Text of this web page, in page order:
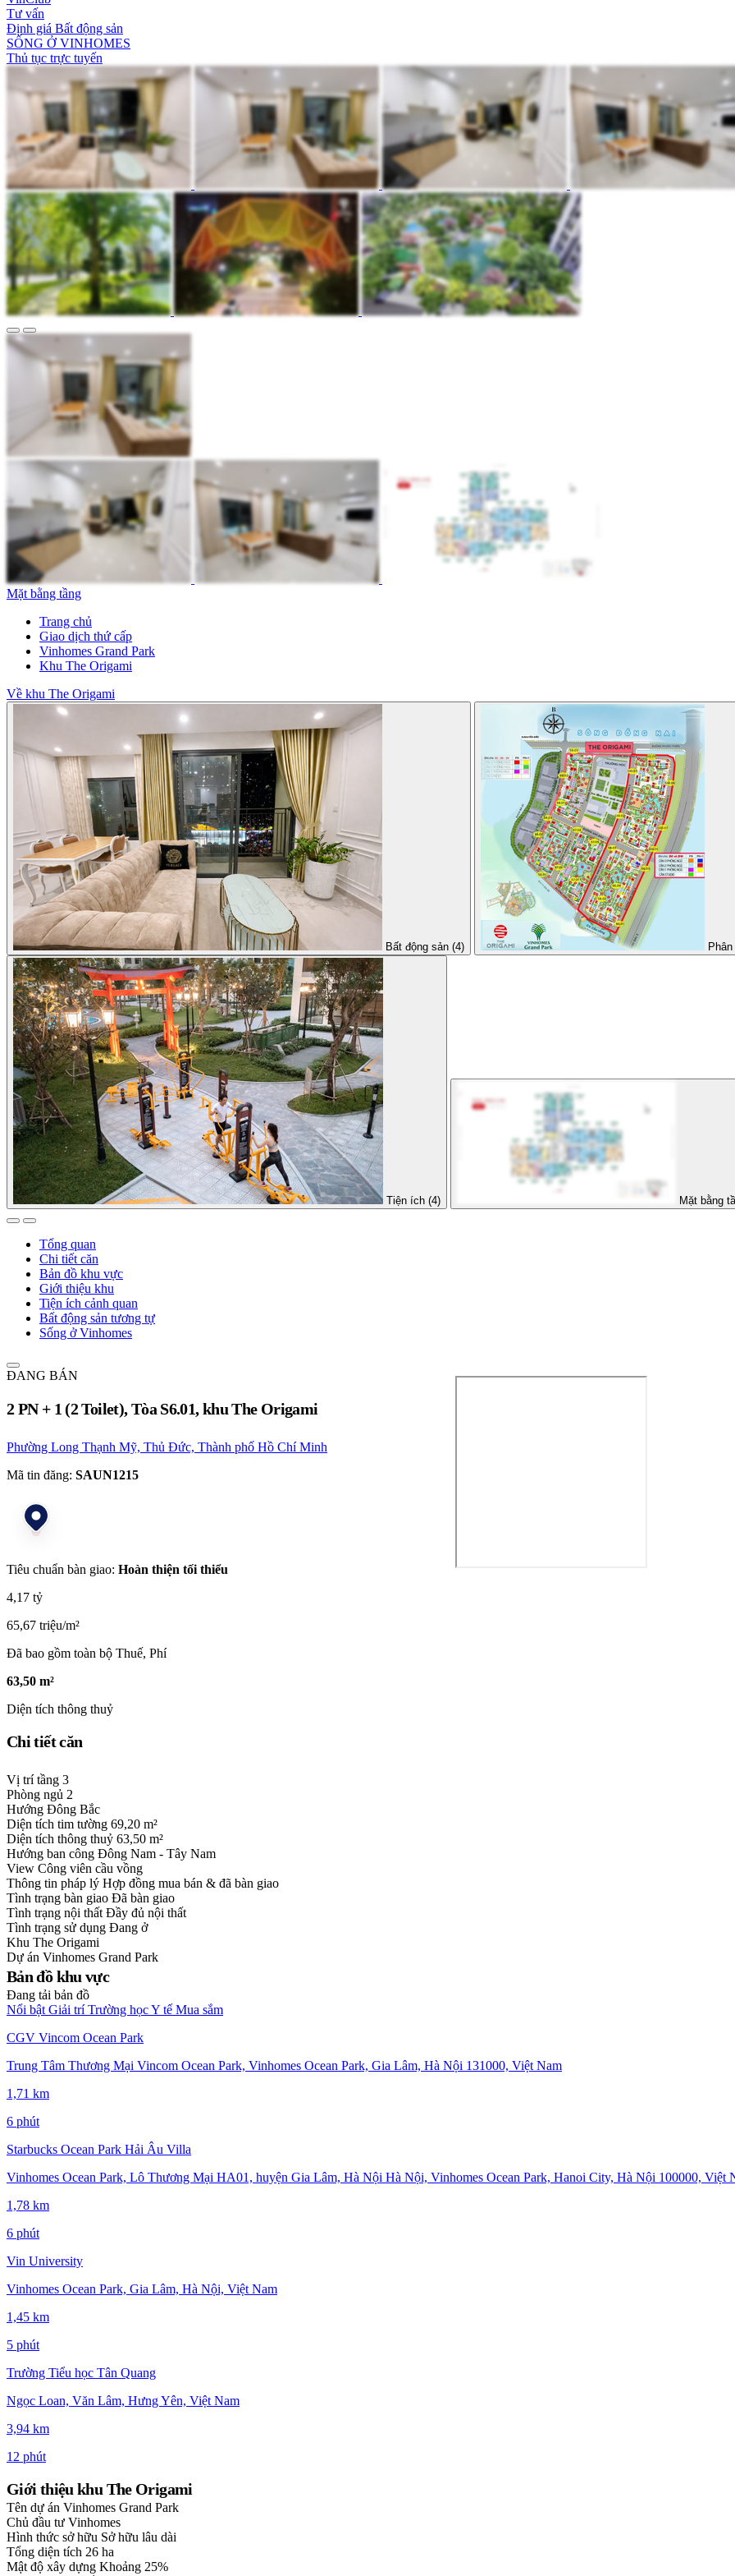
Tư vấn
Định giá Bất động sản
SỐNG Ở VINHOMES
Thủ tục trực tuyến
Mặt bằng tầng
Trang chủ
Giao dịch thứ cấp
Vinhomes Grand Park
Khu The Origami
Về khu The Origami
Bất động sản (4)
Tiện ích (4) Mặt bằng
Tổng quan
Chi tiết căn
Bản đồ khu vực
Giới thiệu khu
Tiện ích cảnh quan
Bất động sản tương tự
Sống ở Vinhomes
ĐANG BÁN
2 PN + 1 (2 Toilet), Tòa S6.01, khu The Origami
Phường Long Thạnh Mỹ, Thủ Đức, Thành phố Hồ Chí Minh
Mã tin đăng: SAUN1215
Tiêu chuẩn bàn giao: Hoàn thiện tối thiểu
4,17 tỷ
65,67 triệu/m²
Đã bao gồm toàn bộ Thuế, Phí
63,50 m²
Diện tích thông thuỷ
Chi tiết căn
Vị trí tầng 3
Phòng ngủ 2
Hướng Đông Bắc
Diện tích tim tường 69,20 m²
Diện tích thông thuỷ 63,50 m²
Hướng ban công Đông Nam - Tây Nam
View Công viên cầu vồng
Thông tin pháp lý Hợp đồng mua bán & đã bàn giao
Tình trạng bàn giao Đã bàn giao
Tình trạng nội thất Đầy đủ nội thất
Tình trạng sử dụng Đang ở
Khu The Origami
Dự án Vinhomes Grand Park
Bản đồ khu vực
Đang tải bản đồ
Nổi bật Giải trí Trường họcY tế Mua sắm
CGV Vincom Ocean Park
Trung Tâm Thương Mại Vincom Ocean Park, Vinhomes Ocean Park, Gia Lâm, Hà Nội 131000, Việt Nam
1,71 km
6 phút
Starbucks Ocean Park Hải Âu Villa
Vinhomes Ocean Park, Lô Thương Mại HA01, huyện Gia Lâm, Hà Nội Hà Nội, Vinhomes Ocean Park, Hanoi City, Hà Nội 100000, Việt
1,78 km
6 phút
Vin University
Vinhomes Ocean Park, Gia Lâm, Hà Nội, Việt Nam
1,45 km
5 phút
Trường Tiểu học Tân Quang
Ngọc Loan, Văn Lâm, Hưng Yên, Việt Nam
3,94 km
12 phút
Giới thiệu khu The Origami
Tên dự án Vinhomes Grand Park
Chủ đầu tư Vinhomes
Hình thức sở hữu Sở hữu lâu dài
Tổng diện tích 26 ha
Mật độ xây dựng Khoảng 25%